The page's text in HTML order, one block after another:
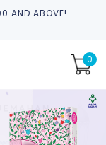
AND ABOVE!
0